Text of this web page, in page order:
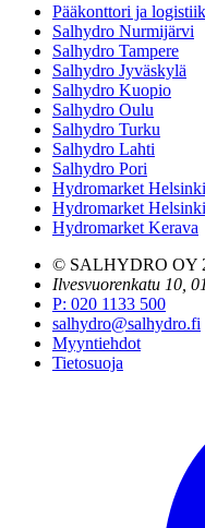
Pääkonttori ja
Salhydro Nurmijärvi
Salhydro Tampere
Salhydro Jyväskylä
Salhydro Kuopio
Salhydro Oulu
Salhydro Turku
Salhydro Lahti
Salhydro Pori
Hydromarket
Hydromarket
Hydromarket Kerava
© SALHYDRO OY
Ilvesvuorenkatu 10,
P: 020 1133 500
salhydro@salhydro.fi
Myyntiehdot
Tietosuoja